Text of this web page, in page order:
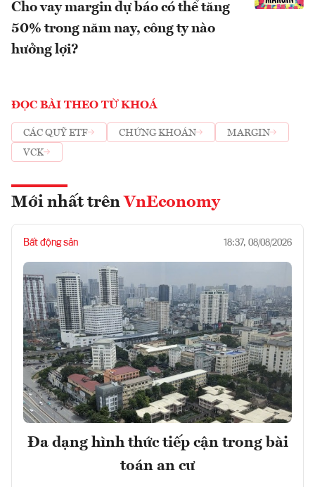
Cho vay margin dự báo có thể tăng
50% trong năm nay, công ty nào
hưởng lợi?
ĐỌC BÀI THEO TỪ KHOÁ
CÁC QUỸ ETF CHỨNG KHOÁN
MARGIN
VCK
Mới nhất trên VnEconomy
Bất động sản 18:37, 08/08/2026
Đa dạng hình thức tiếp cận trong bài
toán an cư